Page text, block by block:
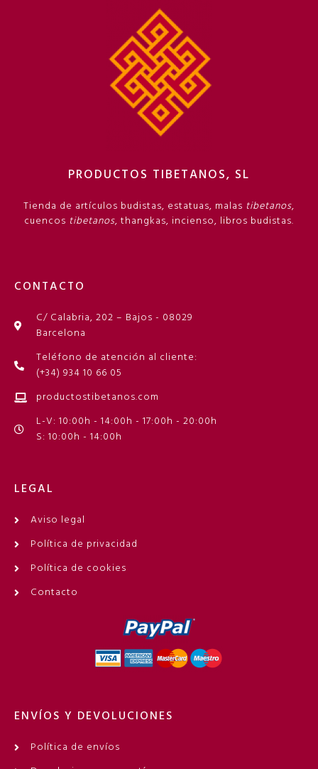
PRODUCTOS TIBETANOS, SL
Tienda de artículos budistas, estatuas, malas tibetanos,
cuencos tibetanos, thangkas, incienso, libros budistas.
CONTACTO
C/ Calabria, 202 – Bajos - 08029
Barcelona
Teléfono de atención al cliente:
(+34) 934 10 66 05
productostibetanos.com
L-V: 10:00h - 14:00h - 17:00h - 20:00h
S: 10:00h - 14:00h
LEGAL
Aviso legal
Política de privacidad
Política de cookies
Contacto
ENVÍOS Y DEVOLUCIONES
Política de envíos